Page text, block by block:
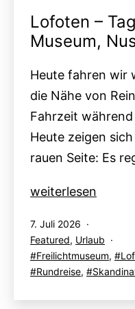
Lofoten –
Museum,
Heute fahren wir
die Nähe von
Fahrzeit
Heute zeigen
rauen Seite: Es
Lofoten
Tag
4:
Lofotr
weiterlesen
Veröffentlicht
am
7. Juli 2026
Kategorisiert
als
Featured, Urlaub
Verschlagwortet
mit
Freilichtmuseum,
Rundreise,